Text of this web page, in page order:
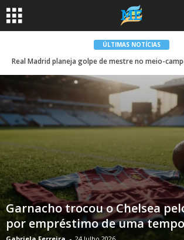
ÚLTIMAS NOTÍCIAS
Garnacho trocou o Chelsea
por empréstimo de uma